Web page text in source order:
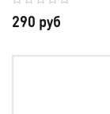
290 руб